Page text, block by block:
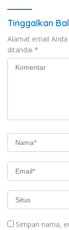
Tinggalkan
Alamat email
ditandai *
Simpan nama,